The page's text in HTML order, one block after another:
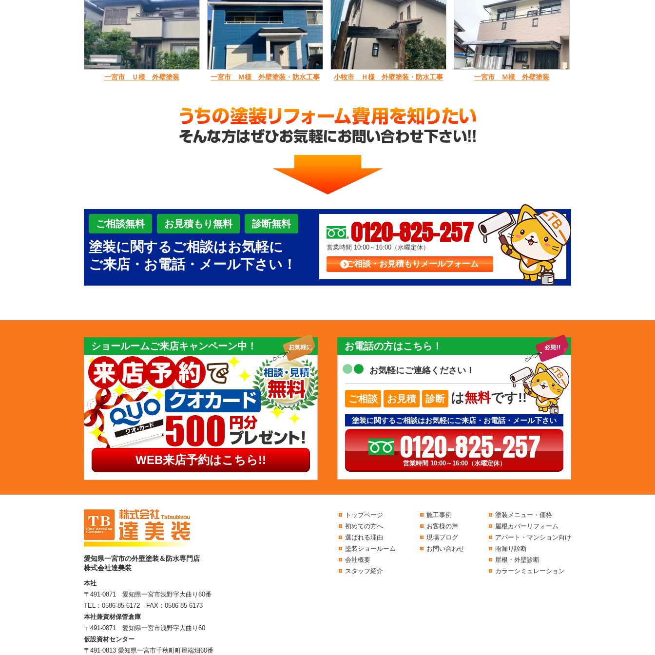
一宮市 Ｕ様 外壁塗装 一宮市 Ｍ様 外壁塗装・防水工事 小牧市 Ｈ様 外壁塗装・防水工事 一宮市 Ｍ様 外壁塗装
ご相談無料 お見積もり無料 診断無料
塗装に関するご相談はお気軽に
ご来店・お電話・メール下さい！
0120-825-257
営業時間 10:00～16:00（水曜定休）
ご相談・お見積もりメールフォーム
ショールームご来店キャンペーン中！
WEB来店予約はこちら!!
お電話の方はこちら！
お気軽にご連絡ください！
ご相談 お見積 診断 は無料です!!
塗装に関するご相談はお気軽にご来店・お電話・メール下さい
0120-825-257
営業時間 10:00～16:00（水曜定休）
愛知県一宮市の外壁塗装＆防水専門店
株式会社達美装
本社
〒491-0871 愛知県一宮市浅野字大曲り60番
TEL： 0586-85-6172 FAX：0586-85-6173
本社兼資材保管倉庫
〒491-0871 愛知県一宮市浅野字大曲り60
仮設資材センター
〒491-0813 愛知県一宮市千秋町町屋端畑60番
トップページ
初めての方へ
選ばれる理由
塗装ショールーム
会社概要
スタッフ紹介
施工事例
お客様の声
現場ブログ
お問い合わせ
塗装メニュー・価格
屋根カバーリフォーム
アパート・マンション向け
雨漏り診断
屋根・外壁診断
カラーシミュレーション